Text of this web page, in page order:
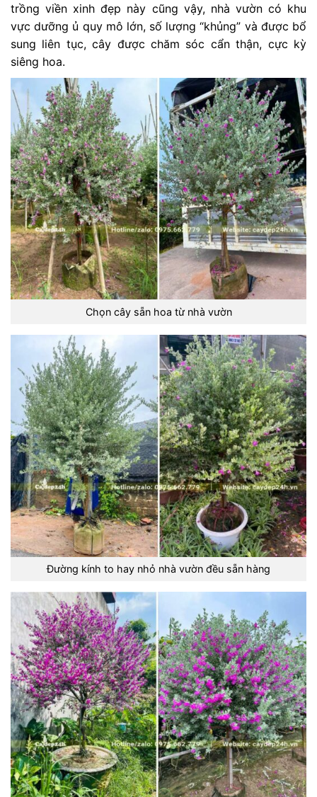
trồng viền xinh đẹp này cũng vậy, nhà vườn có khu
vực dưỡng ủ quy mô lớn, số lượng “khủng” và được bổ
sung liên tục, cây được chăm sóc cẩn thận, cực kỳ
siêng hoa.
Chọn cây sẵn hoa từ nhà vườn
Đường kính to hay nhỏ nhà vườn đều sẵn hàng